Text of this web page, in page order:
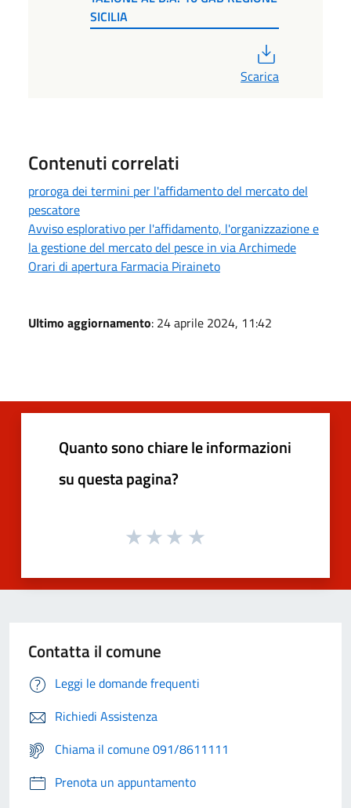
SICILIA
Scarica
Contenuti correlati
proroga dei termini per l'affidamento del mercato del
pescatore
Avviso esplorativo per l'affidamento, l'organizzazione e
la gestione del mercato del pesce in via Archimede
Orari di apertura Farmacia Piraineto
Ultimo aggiornamento: 24 aprile 2024, 11:42
Quanto sono chiare le informazioni
su questa pagina?
Contatta il comune
Leggi le domande frequenti
Richiedi Assistenza
Chiama il comune 091/8611111
Prenota un appuntamento